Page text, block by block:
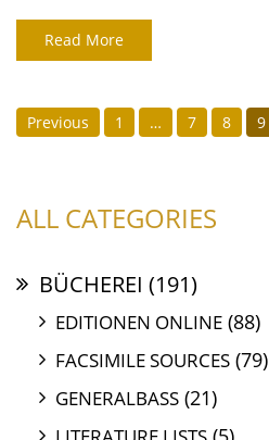
Read More
POSTS
PAGINATION
Previous 1 … 7 8 9
ALL CATEGORIES
BÜCHEREI (191)
EDITIONEN ONLINE (88)
FACSIMILE SOURCES (79)
GENERALBASS (21)